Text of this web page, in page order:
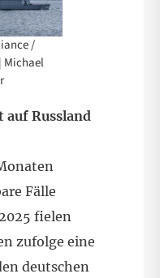
/
Michael
auf Russland
Fälle
fielen
zufolge eine
deutschen